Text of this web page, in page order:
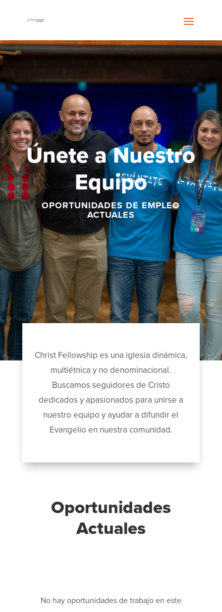
Únete a Nuestro
Equipo
OPORTUNIDADES DE EMPLEO
ACTUALES
Christ Fellowship es una iglesia dinámica,
multiétnica y no denominacional.
Buscamos seguidores de Cristo
dedicados y apasionados para unirse a
nuestro equipo y ayudar a difundir el
Evangelio en nuestra comunidad.
Oportunidades
Actuales
No hay oportunidades de trabajo en este